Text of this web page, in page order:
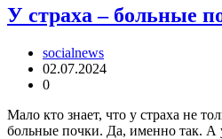
У страха – больные
socialnews
02.07.2024
0
Мало кто знает, что у страха не
больные почки. Да, именно так. А